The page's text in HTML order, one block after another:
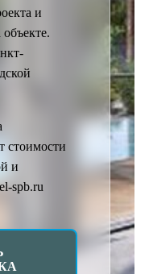
и
стоимости
и
spb.ru